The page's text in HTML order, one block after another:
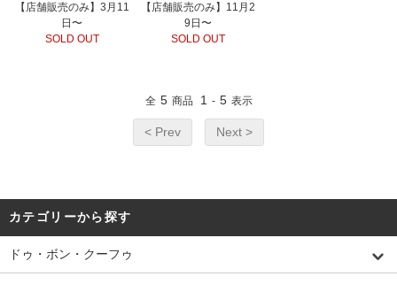
【店舗販売のみ】3月11
日〜
SOLD OUT
【店舗販売のみ】11月2
9日〜
SOLD OUT
全 5 商品 1 - 5 表示
< Prev Next >
カテゴリーから探す
ドゥ・ボン・クーフゥ